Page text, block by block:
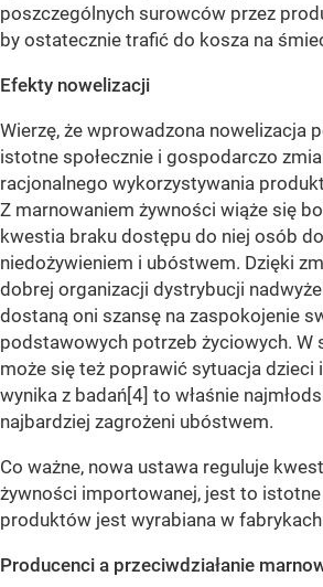
poszczególnych surowców przez
by ostatecznie trafić do kosza na
Efekty nowelizacji
Wierzę, że wprowadzona nowelizacja
istotne społecznie i gospodarczo
racjonalnego wykorzystywania
Z marnowaniem żywności wiąże się
kwestia braku dostępu do niej osób
niedożywieniem i ubóstwem. Dzięki
dobrej organizacji dystrybucji
dostaną oni szansę na zaspokojenie
podstawowych potrzeb życiowych. W
może się też poprawić sytuacja dzieci
wynika z badań[4] to właśnie
najbardziej zagrożeni ubóstwem.
Co ważne, nowa ustawa reguluje
żywności importowanej, jest to
produktów jest wyrabiana w
Producenci a przeciwdziałanie